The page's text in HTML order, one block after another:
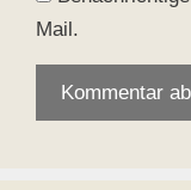
Mail.